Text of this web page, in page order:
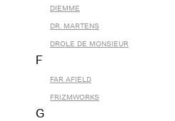
DIEMME
DR. MARTENS
DROLE DE MONSIEUR
F
FAR AFIELD
FRIZMWORKS
G